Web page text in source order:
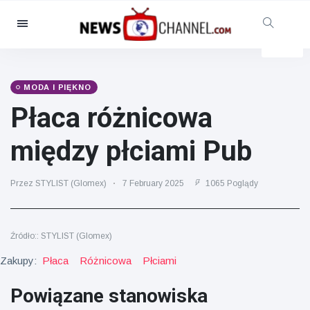
Kategorie
Opieka społeczna i zabawa
Kino i telewizja
(81)
Sport
(237)
Żywność i picie
Gry
(160)
Styl życia
MODA I PIĘKNO
Płaca różnicowa
między płciami Pub
Przez STYLIST (Glomex) 7 February 2025 1065 Poglądy
Źródło:: STYLIST (Glomex)
Zakupy: Płaca Różnicowa Płciami
Powiązane stanowiska